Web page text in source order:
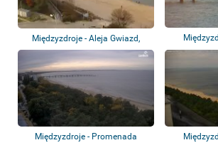
Międzyzdroje - Aleja Gwiazd,
plaża i mol...
Międzyzdroje - Promenada